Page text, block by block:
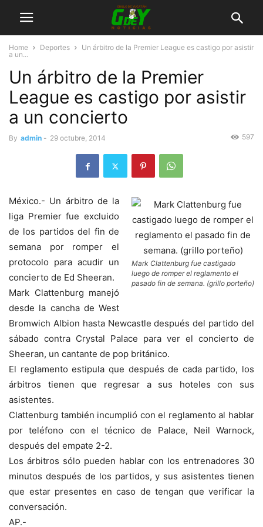
Home Deportes
Un árbitro de la Premier League es castigo por asistir
a un...
Un árbitro de la Premier
League es castigo por asistir
a un concierto
By admin - 29 octubre, 2014 597
Mark Clattenburg fue castigado
luego de romper el reglamento el
pasado fin de semana. (grillo porteño)
México.- Un árbitro de la
liga Premier fue excluido
de los partidos del fin de
semana por romper el
protocolo para acudir un
concierto de Ed Sheeran.
Mark Clattenburg manejó
desde la cancha de West
Bromwich Albion hasta Newcastle después del partido del
sábado contra Crystal Palace para ver el concierto de
Sheeran, un cantante de pop británico.
El reglamento estipula que después de cada partido, los
árbitros tienen que regresar a sus hoteles con sus
asistentes.
Clattenburg también incumplió con el reglamento al hablar
por teléfono con el técnico de Palace, Neil Warnock,
después del empate 2-2.
Los árbitros sólo pueden hablar con los entrenadores 30
minutos después de los partidos, y sus asistentes tienen
que estar presentes en caso de tengan que verificar la
conversación.
AP.-